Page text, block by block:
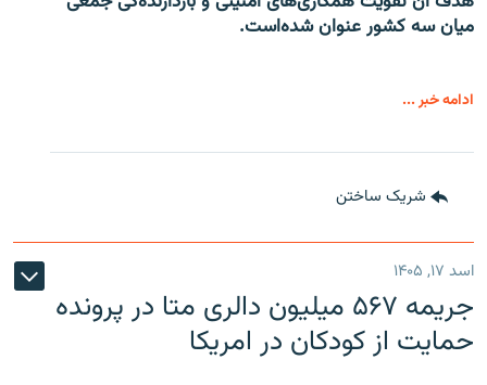
میان سه کشور عنوان شده‌است.
ادامه خبر ...
شریک ساختن
اسد ۱۷, ۱۴۰۵
جریمه ۵۶۷ میلیون دالری متا در پرونده
حمایت از کودکان در امریکا